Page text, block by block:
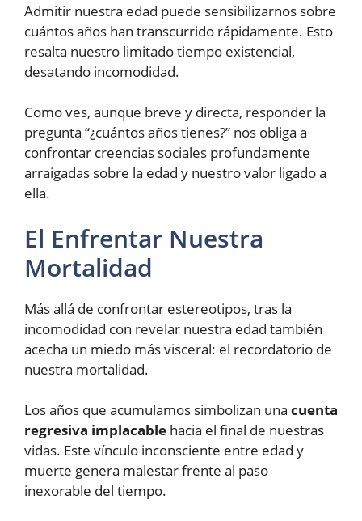
Admitir nuestra edad puede sensibilizarnos sobre
cuántos años han transcurrido rápidamente. Esto
resalta nuestro limitado tiempo existencial,
desatando incomodidad.
Como ves, aunque breve y directa, responder la
pregunta “¿cuántos años tienes?” nos obliga a
confrontar creencias sociales profundamente
arraigadas sobre la edad y nuestro valor ligado a
ella.
El Enfrentar Nuestra
Mortalidad
Más allá de confrontar estereotipos, tras la
incomodidad con revelar nuestra edad también
acecha un miedo más visceral: el recordatorio de
nuestra mortalidad.
Los años que acumulamos simbolizan una cuenta
regresiva implacable hacia el final de nuestras
vidas. Este vínculo inconsciente entre edad y
muerte genera malestar frente al paso
inexorable del tiempo.